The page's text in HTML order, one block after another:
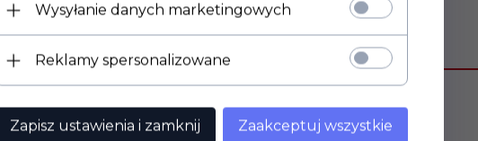
wybrali również...
Wysyłanie danych marketingowych
Reklamy spersonalizowane
Zapisz ustawienia i zamknij Zaakceptuj wszystkie